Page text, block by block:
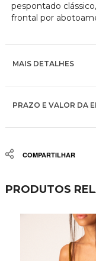
pespontado
frontal por
MAIS DETALHES
PRAZO E VALOR DA
Share
PRODUTOS